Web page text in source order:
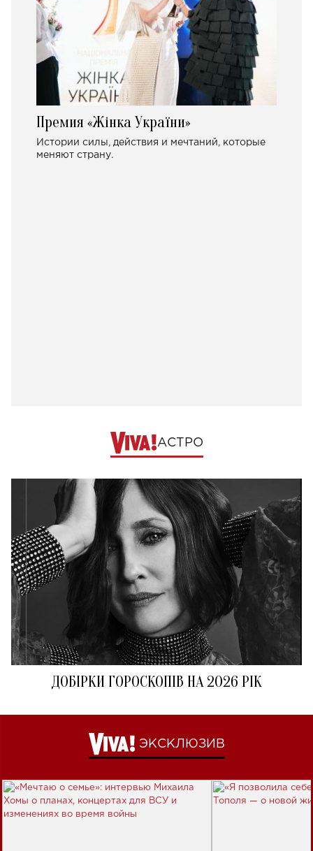
Премия «Жінка України»
Истории силы, действия и мечтаний, которые
меняют страну.
АСТРО
ДОБІРКИ ГОРОСКОПІВ НА 2026 РІК
ЭКСКЛЮЗИВ